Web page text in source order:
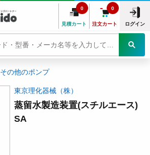
見積カート
0
注文カート
0
ログイン
その他のポンプ
東京理化器械（株）
蒸留水製造装置(スチルエース)
SA